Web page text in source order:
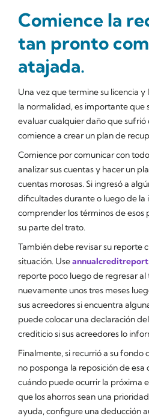
Comience la
tan pronto
atajada.
Una vez que termine su licencia
la normalidad, es importante que
evaluar cualquier daño que
comience a crear un plan de
Comience por comunicar con
analizar sus cuentas y hacer un
cuentas morosas. Si ingresó a
dificultades durante o luego de la
comprender los términos de
su parte del trato.
También debe revisar su reporte
situación. Use
reporte poco luego de regresar al
nuevamente unos tres meses
sus acreedores si encuentra
puede colocar una declaración
crediticio si sus acreedores lo
Finalmente, si recurrió a su fondo
no posponga la reposición de esa
cuándo puede ocurrir la próxima
que los ahorros sean una
ayuda, configure una deducción